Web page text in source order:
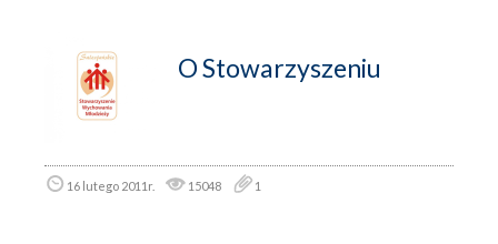
O Stowarzyszeniu
16 lutego 2011r. 15048 1